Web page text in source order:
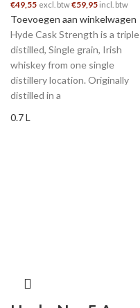
€49,55 excl. btw€59,95 incl. btw
Toevoegen aan winkelwagen
Hyde Cask Strength is a triple
distilled, Single grain, Irish
whiskey from one single
distillery location. Originally
distilled in a
0.7 L